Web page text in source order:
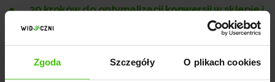
Zgoda Szczegóły O plikach cookies
30 kroków do optymalizacji konwersji w sklepie i
nternetowym